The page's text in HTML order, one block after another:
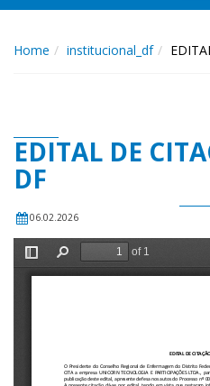
Home institucional_df
EDITAL DE
DF
06.02.2026